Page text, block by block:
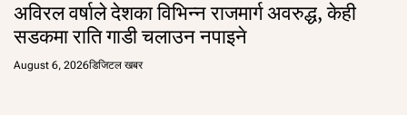
अविरल वर्षाले देशका विभिन्न राजमार्ग अवरुद्ध, केही
सडकमा राति गाडी चलाउन नपाइने
August 6, 2026डिजिटल खबर